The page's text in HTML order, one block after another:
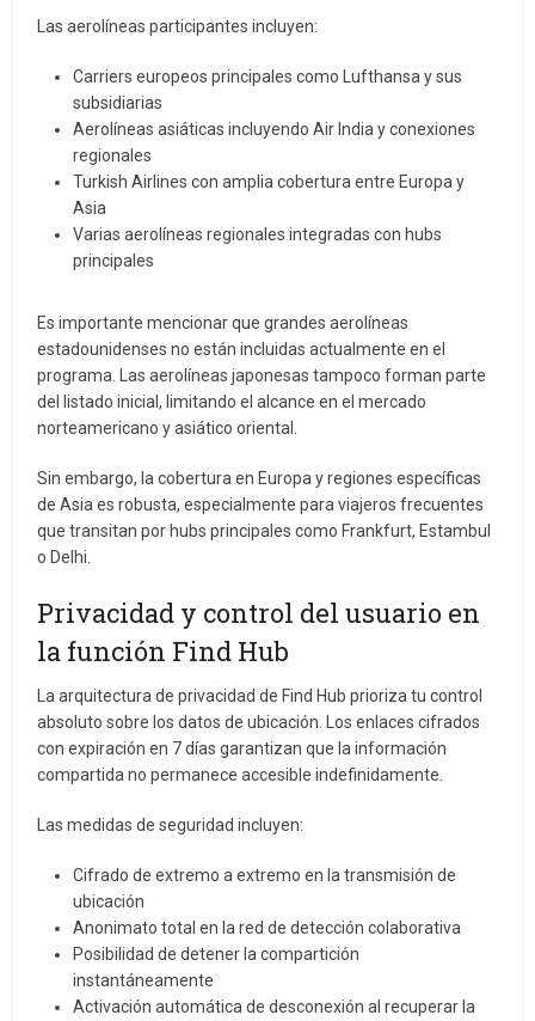
Las aerolíneas participantes incluyen:
Carriers europeos principales como Lufthansa y sus
subsidiarias
Aerolíneas asiáticas incluyendo Air India y conexiones
regionales
Turkish Airlines con amplia cobertura entre Europa y
Asia
Varias aerolíneas regionales integradas con hubs
principales
Es importante mencionar que grandes aerolíneas
estadounidenses no están incluidas actualmente en el
programa. Las aerolíneas japonesas tampoco forman parte
del listado inicial, limitando el alcance en el mercado
norteamericano y asiático oriental.
Sin embargo, la cobertura en Europa y regiones específicas
de Asia es robusta, especialmente para viajeros frecuentes
que transitan por hubs principales como Frankfurt, Estambul
o Delhi.
Privacidad y control del usuario en
la función Find Hub
La arquitectura de privacidad de Find Hub prioriza tu control
absoluto sobre los datos de ubicación. Los enlaces cifrados
con expiración en 7 días garantizan que la información
compartida no permanece accesible indefinidamente.
Las medidas de seguridad incluyen:
Cifrado de extremo a extremo en la transmisión de
ubicación
Anonimato total en la red de detección colaborativa
Posibilidad de detener la compartición
instantáneamente
Activación automática de desconexión al recuperar la